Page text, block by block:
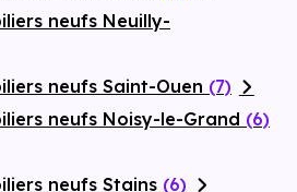
neufs Neuilly-
neufs Saint-Ouen (7)
neufs Noisy-le-Grand (6)
neufs Stains (6)